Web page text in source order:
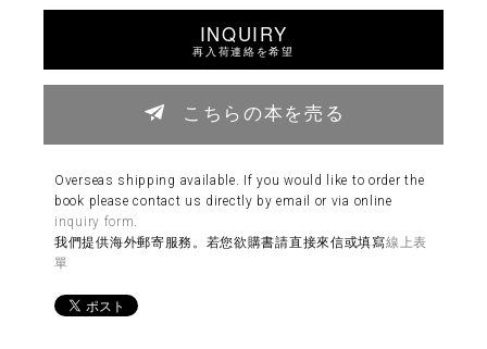
INQUIRY
再入荷連絡を希望
こちらの本を売る
Overseas shipping available. If you would like to order the
book please contact us directly by email or via online
inquiry form
我們提供海外郵寄服務。若您欲購書請直接來信或填寫線上表
單